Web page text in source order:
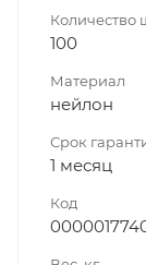
Количество
100
Материал
нейлон
Срок
1 месяц
Код